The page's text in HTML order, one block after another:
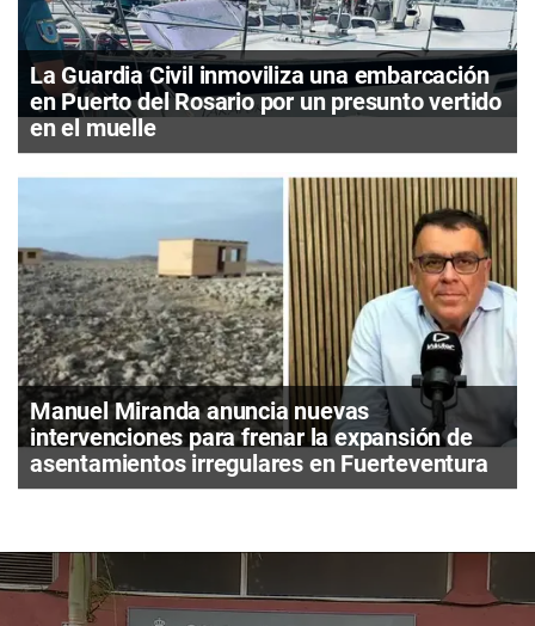
La Guardia Civil inmoviliza una embarcación
en Puerto del Rosario por un presunto vertido
en el muelle
Manuel Miranda anuncia nuevas
intervenciones para frenar la expansión de
asentamientos irregulares en Fuerteventura